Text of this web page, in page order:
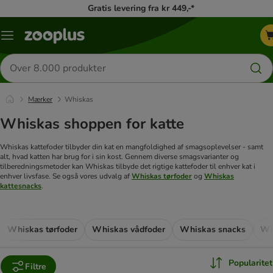
Gratis levering fra kr 449,-*
Menu
Søg
efter
produkter
Mærker Whiskas
Whiskas shoppen for katte
Whiskas kattefoder tilbyder din kat en mangfoldighed af smagsoplevelser - samt
alt, hvad katten har brug for i sin kost. Gennem diverse smagsvarianter og
tilberedningsmetoder kan Whiskas tilbyde det rigtige kattefoder til enhver kat i
enhver livsfase. Se også vores udvalg afWhiskas tørfoderog Whiskas
kattesnacks.
Whiskas tørfoder Whiskas vådfoder Whiskas snacks
Filtre Popularitet